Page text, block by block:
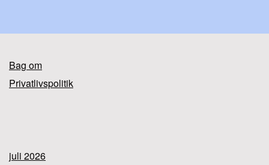
Bag om
Privatlivspolitik
juli 2026